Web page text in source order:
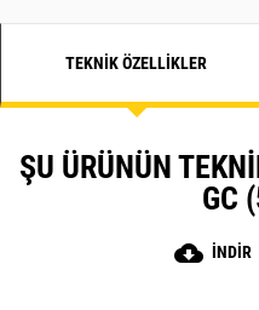
TEKNIK ÖZELLIKLER
ŞU ÜRÜNÜN
GC
cloud_download İNDIR